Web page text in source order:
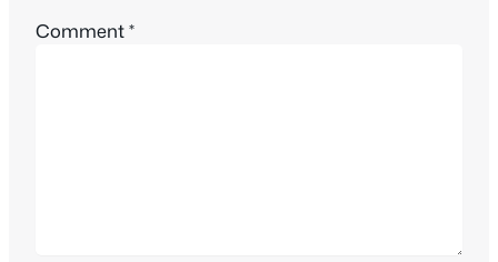
Comment*